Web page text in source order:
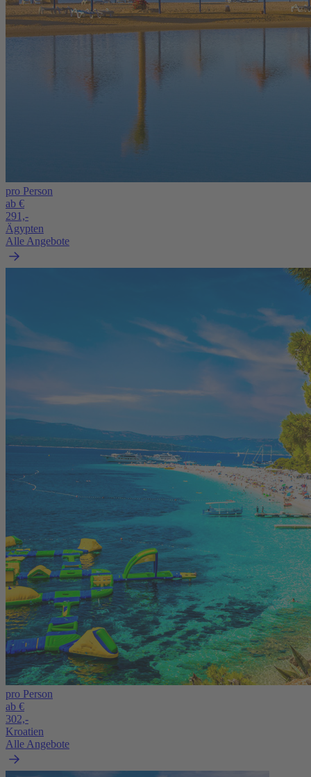
pro Person
ab €
291,-
Ägypten
Alle Angebote
pro Person
ab €
302,-
Kroatien
Alle Angebote